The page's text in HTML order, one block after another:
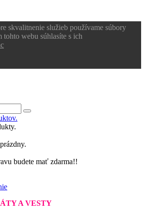
skvalitnenie služieb používame súbory
tohto webu súhlasíte s ich
budete mať zdarma!!
A VESTY